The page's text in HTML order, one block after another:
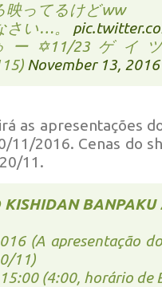
映ってるけどww
さい…。
✡11/23ゲイ
November 13, 2016
as apresentações
11/2016. Cenas do
11.
KISHIDAN BANPAKU
(A apresentação
11)
(4:00, horário de